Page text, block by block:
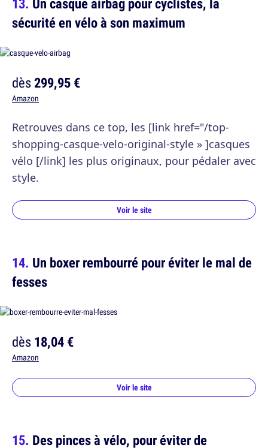
sécurité en vélo à son maximum
dès299,95 €
Amazon
Retrouves dans ce top, les [link href="/top-
shopping-casque-velo-original-style » ]casques
vélo [/link] les plus originaux, pour pédaler avec
style.
Voir le site
Un boxer rembourré pour éviter le mal de
fesses
dès18,04 €
Amazon
Voir le site
Des pinces à vélo, pour éviter de